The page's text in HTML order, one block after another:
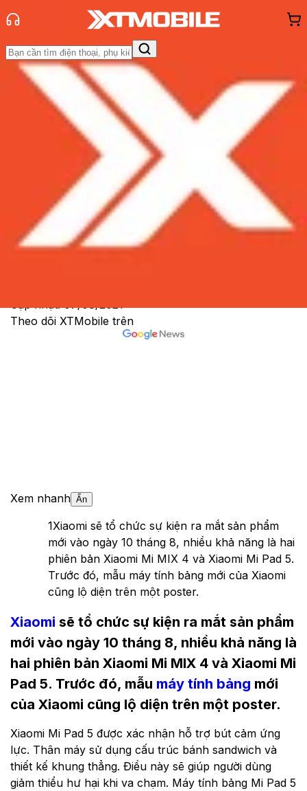
Trang chủ
Tin tức
Tin Mới
Đánh Giá - Trên TaySo Sánh Tư vấnKhuyến
Hỏi đáp App - Game Thông báo
hàng - Sự kiện
Xiaomi Mi Pad 5 sẽ có kết nối bàn
phím và bút cảm ứng như iPad Pro
Cập nhật:07/08/2021
Theo dõi XTMobile trên
Xem nhanh Ẩn
1Xiaomi sẽ tổ chức sự kiện ra mắt sản phẩm
mới vào ngày 10 tháng 8, nhiều khả năng là hai
phiên bản Xiaomi Mi MIX 4 và Xiaomi Mi Pad 5.
Trước đó, mẫu máy tính bảng mới của Xiaomi
cũng lộ diện trên một poster.
Xiaomi sẽ tổ chức sự kiện ra mắt sản phẩm
mới vào ngày 10 tháng 8, nhiều khả năng là
hai phiên bản Xiaomi Mi MIX 4 và Xiaomi Mi
Pad 5. Trước đó, mẫu máy tính bảng mới
của Xiaomi cũng lộ diện trên một poster.
Xiaomi Mi Pad 5 được xác nhận hỗ trợ bút cảm ứng
lực. Thân máy sử dụng cấu trúc bánh sandwich và
thiết kế khung thẳng. Điều này sẽ giúp người dùng
giảm thiểu hư hại khi va chạm. Máy tính bảng Mi Pad 5